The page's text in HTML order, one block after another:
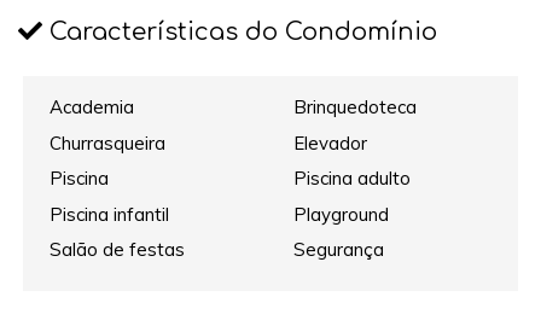
Características do Condomínio
Academia
Brinquedoteca
Churrasqueira
Elevador
Piscina
Piscina adulto
Piscina infantil
Playground
Salão de festas
Segurança